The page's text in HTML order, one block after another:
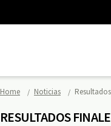
Home Noticias
RESULTADOS